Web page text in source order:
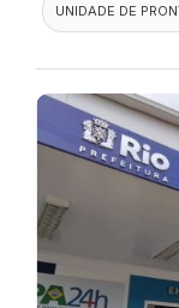
UNIDADE DE